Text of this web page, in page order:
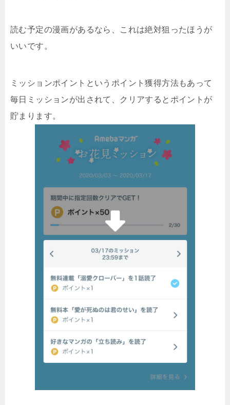
読む予定の漫画があるなら、これは絶対狙ったほうが
いいです。
ミッションポイントというポイント獲得方法もあって
毎日ミッションが出されて、クリアするとポイントが
貯まります。